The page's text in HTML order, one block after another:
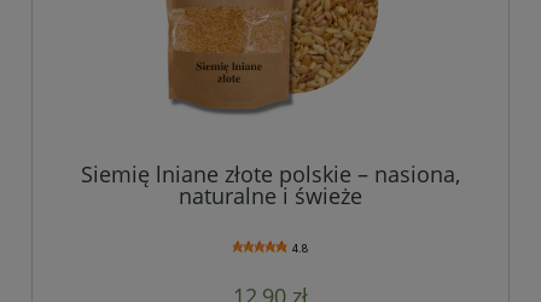
Siemię lniane złote polskie – nasiona,
naturalne i świeże
4.8